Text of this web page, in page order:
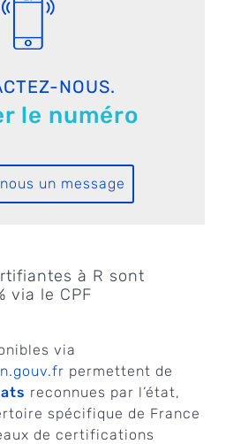
NOUS.
le numéro
un message
à R sont
via le CPF
via
permettent de
reconnues par l’état,
spécifique de France
de certifications